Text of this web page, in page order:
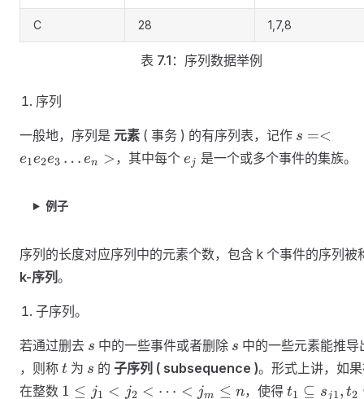
C 28 1,7,8
表 7.1：序列数据举例
序列
一般地，序列是 元素 ( 事务 ) 的有序列表，记作 s =
e_n>
s =<
e1e2e3 … en > ，其中每个 e_j
ej 是一个或多个事件的集族。
例子
序列的长度对应序列中的元素个数，包含 k 个事件的序列被
k-序列 。
子序列。
若通过删去 s
s 中的一些事件或者删除 s
s 中的一些元素能推
，则称 t
t 为 s
s 的 子序列 ( subsequence )。形式上讲，如
在整数 1 \le
1 ≤ j1 < j2 < ⋯ < jm ≤ n，使得t_1
t1 ⊆ sj 1, t2